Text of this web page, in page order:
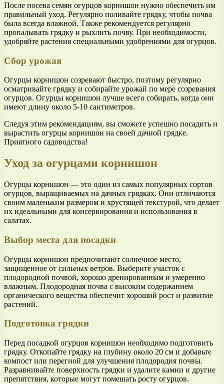
После посева семян огурцов корнишон нужно обеспечить им
правильный уход. Регулярно поливайте грядку, чтобы почва
была всегда влажной. Также рекомендуется регулярно
пропалывать грядку и рыхлить почву. При необходимости,
удобряйте растения специальными удобрениями для огурцов.
Сбор урожая
Огурцы корнишон созревают быстро, поэтому регулярно
осматривайте грядку и собирайте урожай по мере созревания
огурцов. Огурцы корнишон лучше всего собирать, когда они
имеют длину около 5-10 сантиметров.
Следуя этим рекомендациям, вы сможете успешно посадить и
вырастить огурцы корнишон на своей дачной грядке.
Приятного садоводства!
Уход за огурцами корнишон
Огурцы корнишон — это один из самых популярных сортов
огурцов, выращиваемых на дачных грядках. Они отличаются
своим маленьким размером и хрустящей текстурой, что делает
их идеальными для консервирования и использования в
салатах.
Выбор места для посадки
Огурцы корнишон предпочитают солнечное место,
защищенное от сильных ветров. Выберите участок с
плодородной почвой, хорошо дренированным и умеренно
влажным. Плодородная почва с высоким содержанием
органического вещества обеспечит хороший рост и развитие
растений.
Подготовка грядки
Перед посадкой огурцов корнишон необходимо подготовить
грядку. Откопайте грядку на глубину около 20 см и добавьте
компост или перегной для улучшения плодородия почвы.
Разравнивайте поверхность грядки и удалите камни и другие
препятствия, которые могут помешать росту огурцов.